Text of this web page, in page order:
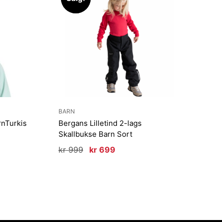
BARN
Bergans Lilletind 2-lags
Skallbukse Barn Sort
kr999
Opprinnelig
kr699Nåværende